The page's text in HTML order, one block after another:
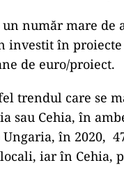
număr mare
investit în
de euro/proiect.
trendul care se
sau Cehia, în
în 2020,
iar în Cehia,